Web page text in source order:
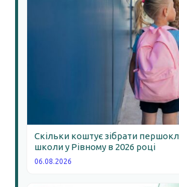
Скільки коштує зібрати
школи у Рівному в 2026 році
06.08.2026